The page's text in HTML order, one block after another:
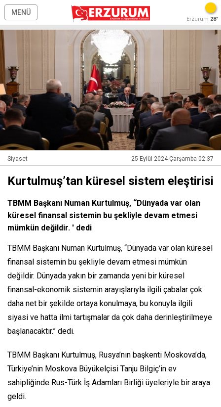
MENÜ
Erzurum 28°
Siyaset 25 Eylül 2024 Çarşamba 02:37
Kurtulmuş’tan küresel sistem eleştirisi
TBMM Başkanı Numan Kurtulmuş, “Dünyada var olan
küresel finansal sistemin bu şekliyle devam etmesi
mümkün değildir. ' dedi
TBMM Başkanı Numan Kurtulmuş, “Dünyada var olan küresel
finansal sistemin bu şekliyle devam etmesi mümkün
değildir. Dünyada yakın bir zamanda yeni bir küresel
finansal-ekonomik sistemin arayışlarıyla ilgili çabalar çok
daha net bir şekilde ortaya konulmaya, bu konuyla ilgili
siyasi ve hatta ilmi tartışmalar da çok daha derinleştirilmeye
başlanacaktır.” dedi.
TBMM Başkanı Kurtulmuş, Rusya’nın başkenti Moskova’da,
Türkiye’nin Moskova Büyükelçisi Tanju Bilgiç’in ev
sahipliğinde Rus-Türk İş Adamları Birliği üyeleriyle bir araya
geldi.